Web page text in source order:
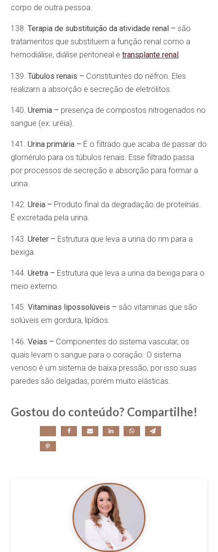
corpo de outra pessoa.
138.Terapia de substituição da atividade renal – são
tratamentos que substituem a função renal como a
hemodiálise, diálise peritoneal etransplante renal .
139.Túbulos renais – Constituintes do néfron. Eles
realizam a absorção e secreção de eletrólitos.
140.Uremia – presença de compostos nitrogenados no
sangue (ex: uréia).
141.Urina primária – É o filtrado que acaba de passar do
glomérulo para os túbulos renais. Esse filtrado passa
por processos de secreção e absorção para formar a
urina.
142.Ureia – Produto final da degradação de proteínas.
É excretada pela urina.
143.Ureter – Estrutura que leva a urina do rim para a
bexiga.
144.Uretra – Estrutura que leva a urina da bexiga para o
meio externo.
145.Vitaminas lipossolúveis – são vitaminas que são
solúveis em gordura, lipídios.
146.Veias – Componentes do sistema vascular, os
quais levam o sangue para o coração. O sistema
venoso é um sistema de baixa pressão, por isso suas
paredes são delgadas, porém muito elásticas.
Gostou do conteúdo? Compartilhe!